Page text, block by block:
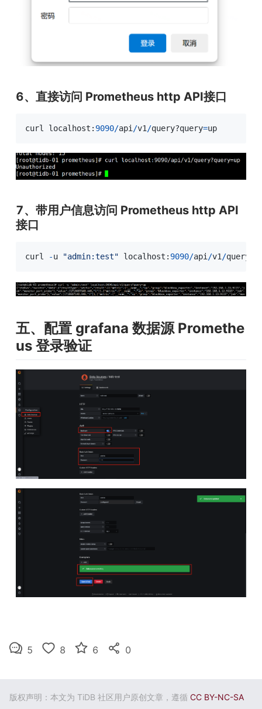
6、直接访问 Prometheus http API接口
curl localhost: 9090/api /v1 /query?query=up
7、带用户信息访问 Prometheus http API
接口
curl -u "admin:test" localhost: 9090/api/v1/
五、配置 grafana 数据源 Promethe
us 登录验证
5 8 6 0
版权声明：本文为 TiDB 社区用户原创文章，遵循 CC BY-NC-SA